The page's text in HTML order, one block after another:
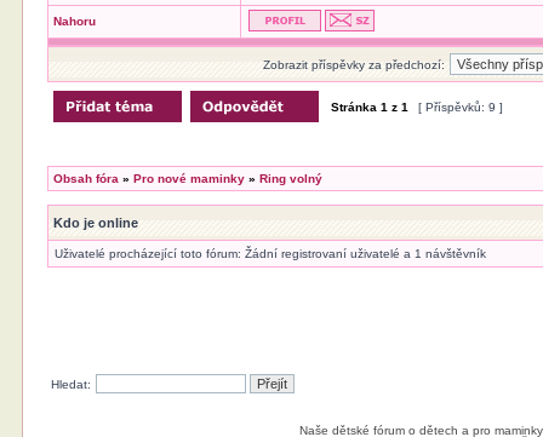
Nahoru
Zobrazit příspěvky za předchozí:
Stránka1 z1 [ Příspěvků: 9 ]
Obsah fóra »Pro nové maminky »Ring volný
Kdo je online
Uživatelé procházející toto fórum: Žádní registrovaní uživatelé a 1 návštěvník
Hledat:
Naše dětské fórum o dětech a pro